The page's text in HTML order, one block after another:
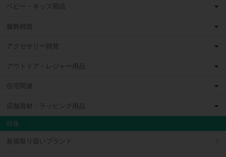
ベビー・キッズ用品
服飾雑貨
アクセサリー雑貨
アウトドア・レジャー用品
住宅関連
店舗資材・ラッピング用品
特集
新規取り扱いブランド